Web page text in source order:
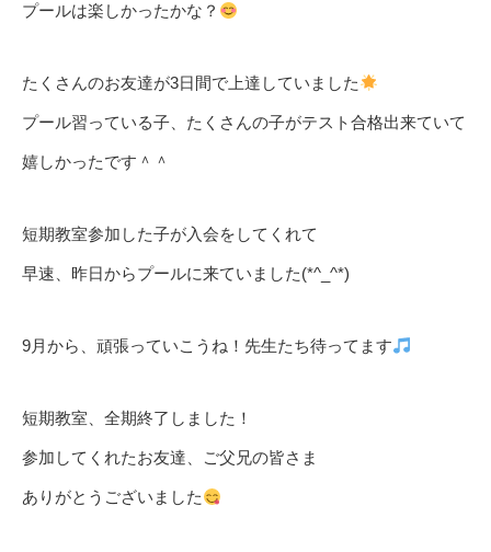
プールは楽しかったかな？
たくさんのお友達が3日間で上達していました
プール習っている子、たくさんの子がテスト合格出来ていて
嬉しかったです＾＾
短期教室参加した子が入会をしてくれて
早速、昨日からプールに来ていました(*^_^*)
9月から、頑張っていこうね！先生たち待ってます
短期教室、全期終了しました！
参加してくれたお友達、ご父兄の皆さま
ありがとうございました